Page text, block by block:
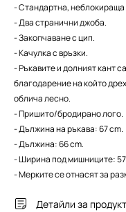
- Стандартна, неблокираща
- Два странични джоба.
- Закопчаване с цип.
- Качулка с връзки.
- Ръкавите и долният кант
благодарение на който
облича лесно.
- Пришито/бродирано лого.
- Дължина на ръкава: 67 cm.
- Дължина: 66 cm.
- Ширина под мишниците:
- Мерките се отнасят за
Детайли за